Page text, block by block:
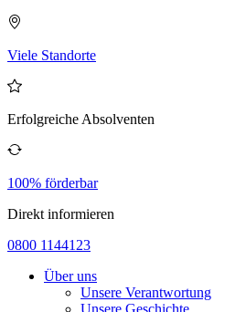
Viele Standorte
Erfolgreiche Absolventen
100% förderbar
Direkt informieren
0800 1144123
Über uns
Unsere Verantwortung
Unsere Geschichte